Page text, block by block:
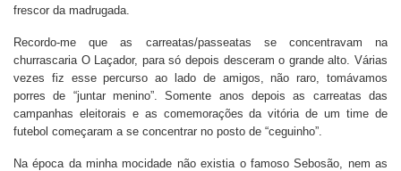
frescor da madrugada.
Recordo-me que as carreatas/passeatas se concentravam na
churrascaria O Laçador, para só depois desceram o grande alto. Várias
vezes fiz esse percurso ao lado de amigos, não raro, tomávamos
porres de “juntar menino”. Somente anos depois as carreatas das
campanhas eleitorais e as comemorações da vitória de um time de
futebol começaram a se concentrar no posto de “ceguinho”.
Na época da minha mocidade não existia o famoso Sebosão, nem as